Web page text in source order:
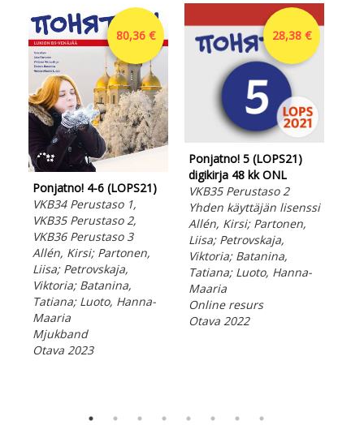
80,36 €
Ponjatno! 4-6 (LOPS21)
VKB34 Perustaso 1,
VKB35 Perustaso 2,
VKB36 Perustaso 3
Allén, Kirsi; Partonen,
Liisa; Petrovskaja,
Viktoria; Batanina,
Tatiana; Luoto, Hanna-
Maaria
Mjukband
Otava 2023
28,38 €
Ponjatno! 5 (LOPS21)
digikirja 48 kk ONL
VKB35 Perustaso 2
Yhden käyttäjän lisenssi
Allén, Kirsi; Partonen,
Liisa; Petrovskaja,
Viktoria; Batanina,
Tatiana; Luoto, Hanna-
Maaria
Online resurs
Otava 2022